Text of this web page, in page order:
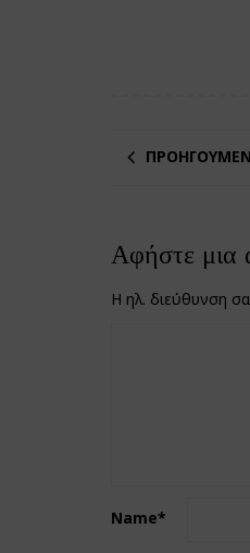
Αφήστε μια
Η ηλ. διεύθυνση
Name*